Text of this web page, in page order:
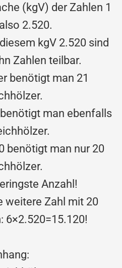
(kgV) der Zahlen 1
2.520.
kgV 2.520 sind
Zahlen teilbar.
benötigt man 21
man ebenfalls
benötigt man nur 20
Anzahl!
weitere Zahl mit 20
6×2.520=15.120!